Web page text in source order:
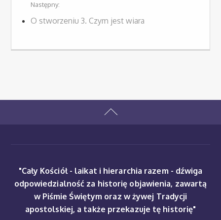
Następny:
O stworzeniu 3. Czym jest wiara
"Cały Kościół - laikat i hierarchia razem - dźwiga
odpowiedzialność za historię objawienia, zawartą
w Piśmie Świętym oraz w żywej Tradycji
apostolskiej, a także przekazuje tę historię"